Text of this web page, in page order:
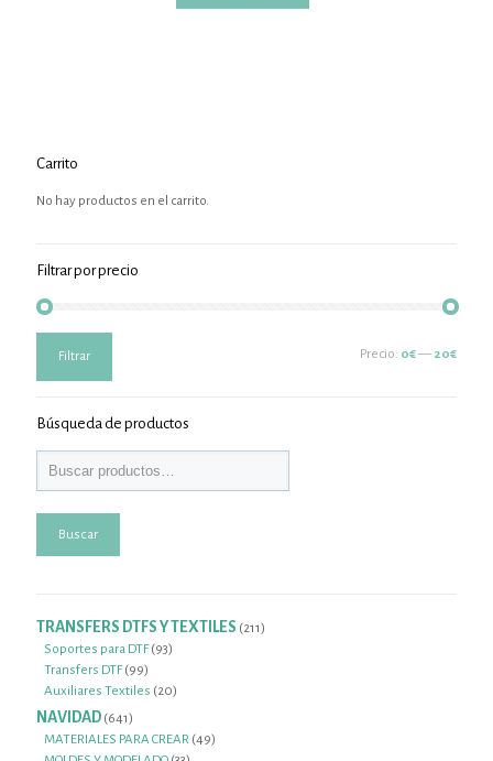
Carrito
No hay productos en el carrito.
Filtrar por precio
mínimo
máximo
Filtrar Precio: 0€— 20€
Búsqueda de productos
Buscar
TRANSFERS DTFS Y TEXTILES 211211
Soportes para DTF 9393
Transfers DTF 9999
productos
Auxiliares Textiles 2020
NAVIDAD 641641
productos
MATERIALES PARA CREAR 4949